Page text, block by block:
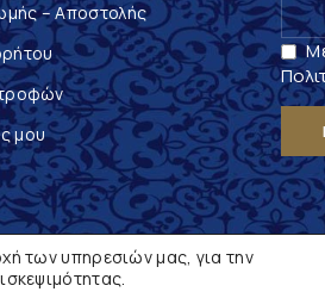
– Αποστολής
μου
των υπηρεσιών μας, για την